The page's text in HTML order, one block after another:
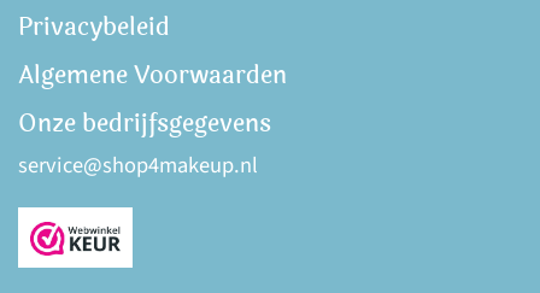
Privacybeleid
Algemene Voorwaarden
Onze bedrijfsgegevens
service@shop4makeup.nl